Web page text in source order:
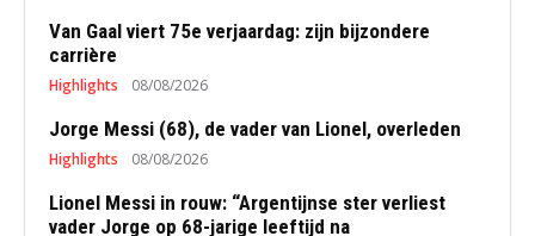
Van Gaal viert 75e verjaardag: zijn bijzondere
carrière
Highlights 08/08/2026
Jorge Messi (68), de vader van Lionel, overleden
Highlights 08/08/2026
Lionel Messi in rouw: “Argentijnse ster verliest
vader Jorge op 68-jarige leeftijd na